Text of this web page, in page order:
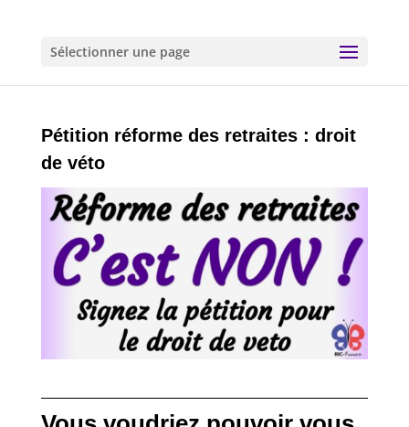
Sélectionner une page
Pétition réforme des retraites : droit
de véto